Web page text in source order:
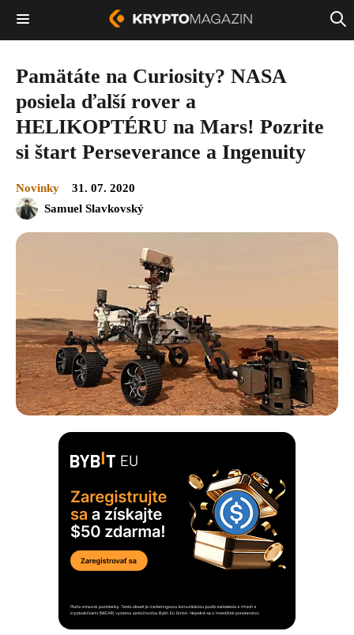
Pamätáte na Curiosity? NASA
posiela ďalší rover a
HELIKOPTÉRU na Mars! Pozrite
si štart Perseverance a Ingenuity
Novinky
31. 07. 2020
Samuel Slavkovský